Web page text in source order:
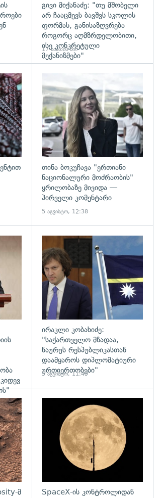
გივი მიქანაძე: "თუ მშობელი
არ ჩააცმევს ბავშვს სკოლის
ფორმას, განისაზღვრება
როგორც აღმზრდელობითი,
ისე კონკრეტული
მექანიზმები"
17 საათის წინ
თინა ბოკუჩავა "ერთიანი
ნაციონალური მოძრაობის"
ყრილობაზე მივიდა —
პირველი კომენტარი
5 აგვისტო, 12:38
გადახედვა
ირაკლი კობახიძე:
"საქართველო მზადაა,
ნაურუს რესპუბლიკასთან
დაამყაროს დიპლომატიური
ურთიერთობები"
5 აგვისტო, 11:49
მ
SpaceX-ის კონტროლიდან